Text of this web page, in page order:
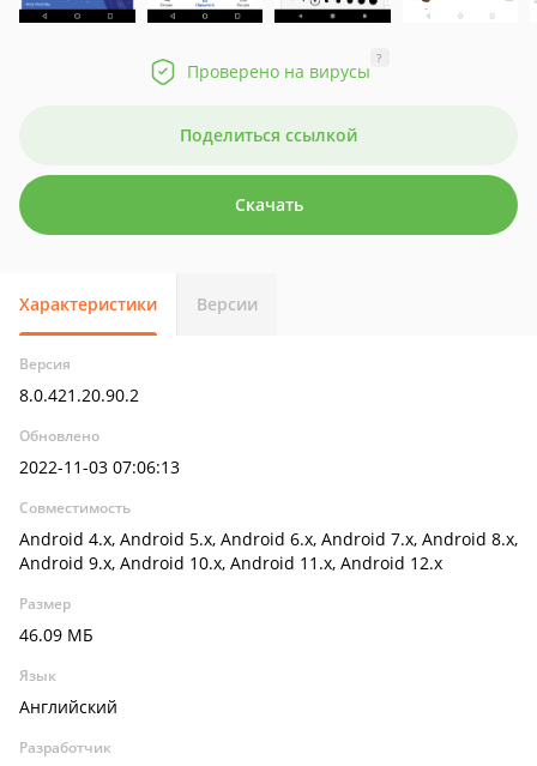
Проверено на вирусы
?
Поделиться ссылкой
Скачать
Характеристики Версии
Версия
8.0.421.20.90.2
Обновлено
2022-11-03 07:06:13
Совместимость
Android 4.x, Android 5.x, Android 6.x, Android 7.x, Android 8.x,
Android 9.x, Android 10.x, Android 11.x, Android 12.x
Размер
46.09 МБ
Язык
Английский
Разработчик